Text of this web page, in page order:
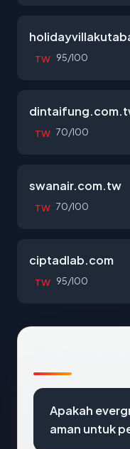
TW 95/100
TW 70/100
swanair.com.tw
TW 70/100
ciptadlab.com
TW 95/100
Apakah
aman untuk